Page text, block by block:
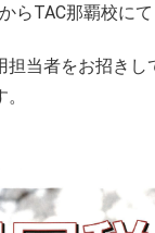
らTAC那覇校にて
担当者をお招きし